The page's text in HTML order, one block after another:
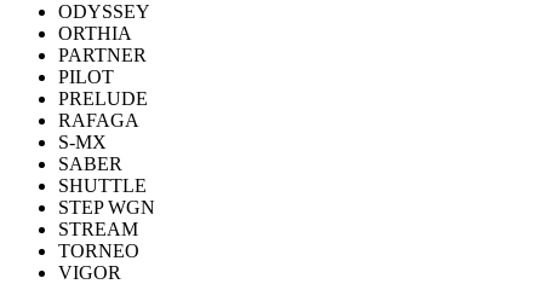
ODYSSEY
ORTHIA
PARTNER
PILOT
PRELUDE
RAFAGA
S-MX
SABER
SHUTTLE
STEP WGN
STREAM
TORNEO
VIGOR